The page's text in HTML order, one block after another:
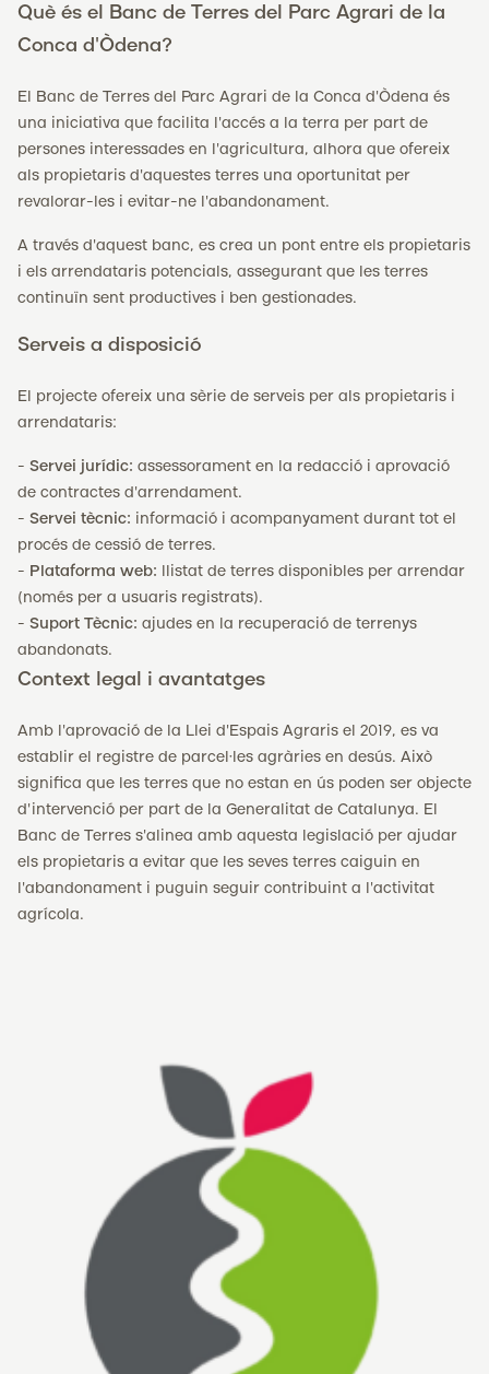
Què és el Banc de Terres del Parc Agrari de la
Conca d'Òdena?
El Banc de Terres del Parc Agrari de la Conca d'Òdena és
una iniciativa que facilita l'accés a la terra per part de
persones interessades en l'agricultura, alhora que ofereix
als propietaris d'aquestes terres una oportunitat per
revalorar-les i evitar-ne l'abandonament.
A través d'aquest banc, es crea un pont entre els propietaris
i els arrendataris potencials, assegurant que les terres
continuïn sent productives i ben gestionades.
Serveis a disposició
El projecte ofereix una sèrie de serveis per als propietaris i
arrendataris:
- Servei jurídic: assessorament en la redacció i aprovació
de contractes d'arrendament.
- Servei tècnic: informació i acompanyament durant tot el
procés de cessió de terres.
- Plataforma web:
llistat de terres disponibles per arrendar
(només per a usuaris registrats).
- Suport Tècnic: ajudes en la recuperació de terrenys
abandonats.
Context legal i avantatges
Amb l'aprovació de la Llei d'Espais Agraris el 2019, es va
establir el registre de parcel·les agràries en desús. Això
significa que les terres que no estan en ús poden ser objecte
d'intervenció per part de la Generalitat de Catalunya. El
Banc de Terres s'alinea amb aquesta legislació per ajudar
els propietaris a evitar que les seves terres caiguin en
l'abandonament i puguin seguir contribuint a l'activitat
agrícola.